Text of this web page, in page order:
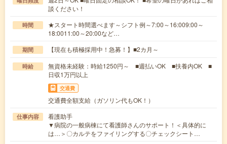
談ください！
時間
★スタート時間選べます～シフト例～7:00～16:009:00～
18:0011:00～20:00など…
期間 【現在も積極採用中！急募！】■2カ月～
時給
無資格未経験：時給1250円～ ■週払いOK ■扶養内OK ■
日収1万円以上
交通費
交通費全額支給（ガソリン代もOK！）
仕事内容
看護助手
▼病院の一般病棟にて看護師さんのサポート！＜具体的に
は…＞〇カルテをファイリングする〇チェックシート…